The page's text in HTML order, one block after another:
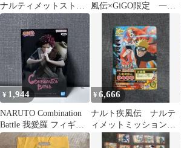
ナルティメットストー
ムコネクションズ ホロ
グラムステッカー
風伝×GiGO限定 一族
家紋 缶バッジ 5個セ
ット
¥ 1,944
NARUTO Combination
Battle 我愛羅 フィギュ
ア 非売品
¥6,666
ナルト疾風伝 ナルテ
ィメットミッション
うずまきナルト DMP-